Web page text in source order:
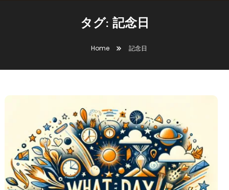
タグ: 記念日
Home 記念日